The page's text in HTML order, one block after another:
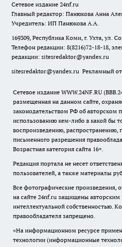
Сетевое издание 24nf.ru
Главный редактор: Панюкова Анна
Учредитель: ИП Панюкова А.А.
169309, Республика Коми, г. Ухта, ул.
Телефон редакции: 8(8216)72-18-18,
редакции: sitesredaktor@yandex.ru
sitesredaktor@yandex.ru Рекламный
Сетевое издание WWW.24NF.RU
размещенная на данном сайте,
законодательством РФ об авторском
использованию кем-либо в какой бы
воспроизведению, распространению,
письменного разрешения
Возрастная категория сайта 16+.
Редакция портала не несет
пользователей, а также материалы
Все фотографические произведения,
на сайте 24nf.ru защищены авторским
интеллектуальной собственностью.
правообладателя запрещено.
«На информационном ресурсе
технологии (информационные